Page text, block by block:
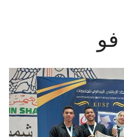
الأنظمة الذكية
الإعلام
فو